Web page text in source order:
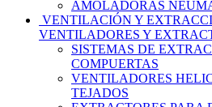
AMOLADORAS
VENTILACIÓN Y
VENTILADORES Y
SISTEMAS DE
COMPUERTAS
VENTILADORES
TEJADOS